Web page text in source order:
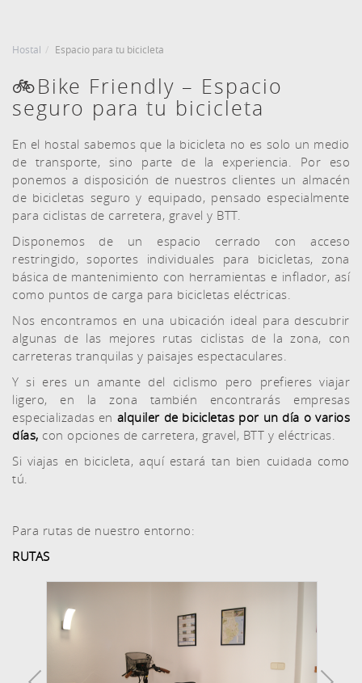
Hostal Espacio para tu bicicleta
🚲Bike Friendly – Espacio
seguro para tu bicicleta
En el hostal sabemos que la bicicleta no es solo un medio
de transporte, sino parte de la experiencia. Por eso
ponemos a disposición de nuestros clientes un almacén
de bicicletas seguro y equipado, pensado especialmente
para ciclistas de carretera, gravel y BTT.
Disponemos de un espacio cerrado con acceso
restringido, soportes individuales para bicicletas, zona
básica de mantenimiento con herramientas e inflador, así
como puntos de carga para bicicletas eléctricas.
Nos encontramos en una ubicación ideal para descubrir
algunas de las mejores rutas ciclistas de la zona, con
carreteras tranquilas y paisajes espectaculares.
Y si eres un amante del ciclismo pero prefieres viajar
ligero, en la zona también encontrarás empresas
especializadas en alquiler de bicicletas por un día o varios
días, con opciones de carretera, gravel, BTT y eléctricas.
Si viajas en bicicleta, aquí estará tan bien cuidada como
tú.
Para rutas de nuestro entorno:
RUTAS